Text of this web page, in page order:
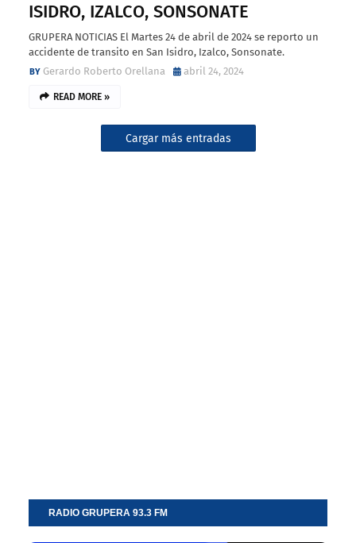
ISIDRO, IZALCO, SONSONATE
GRUPERA NOTICIAS El Martes 24 de abril de 2024 se reporto un
accidente de transito en San Isidro, Izalco, Sonsonate.
Gerardo Roberto Orellana
abril 24, 2024
READ MORE »
Cargar más entradas
RADIO GRUPERA 93.3 FM